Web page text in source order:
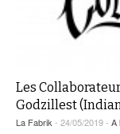
Les
Godzillest
La Fabrik - 24/05/2019 - A